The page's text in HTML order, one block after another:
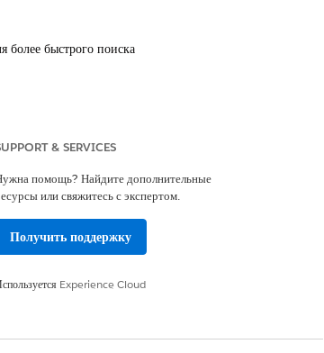
более быстрого поиска
объекты, где
ретро-скидки и
претензий по
& SERVICES
помощь? Найдите дополнительные
или свяжитесь с экспертом.
Получить поддержку
Experience Cloud